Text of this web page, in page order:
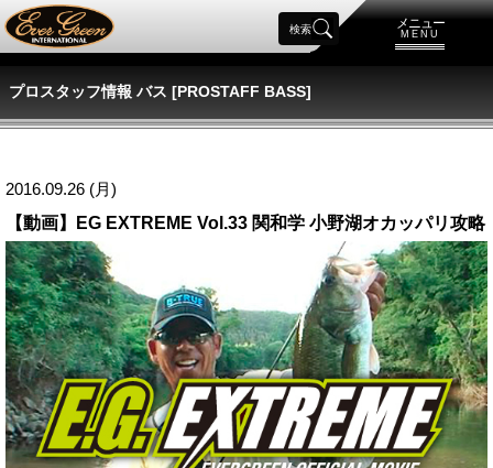
メニュー
MENU
検索
プロスタッフ情報 バス [PROSTAFF BASS]
2016.09.26 (月)
【動画】EG EXTREME Vol.33 関和学 小野湖オカッパリ攻略